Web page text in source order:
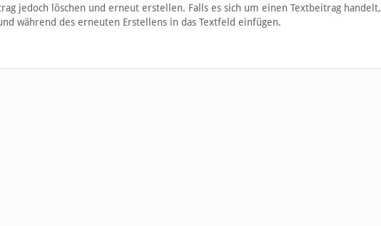
jedoch löschen und erneut erstellen. Falls es sich um einen Textbeitrag handelt,
während des erneuten Erstellens in das Textfeld einfügen.